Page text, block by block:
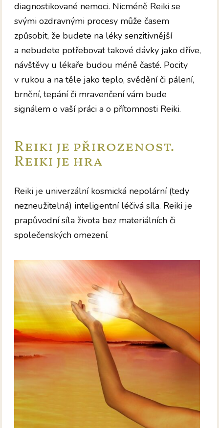
diagnostikované nemoci. Nicméně Reiki se
svými ozdravnými procesy může časem
způsobit, že budete na léky senzitivnější
a nebudete potřebovat takové dávky jako dříve,
návštěvy u lékaře budou méně časté. Pocity
v rukou a na těle jako teplo, svědění či pálení,
brnění, tepání či mravenčení vám bude
signálem o vaší práci a o přítomnosti Reiki.
Reiki je přirozenost.
Reiki je hra
Reiki je univerzální kosmická nepolární (tedy
nezneužitelná) inteligentní léčivá síla. Reiki je
prapůvodní síla života bez materiálních či
společenských omezení.